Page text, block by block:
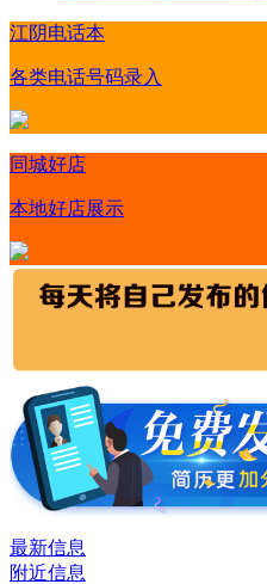
江阴电话本
各类电话号码录入
同城好店
本地好店展示
最新信息
附近信息